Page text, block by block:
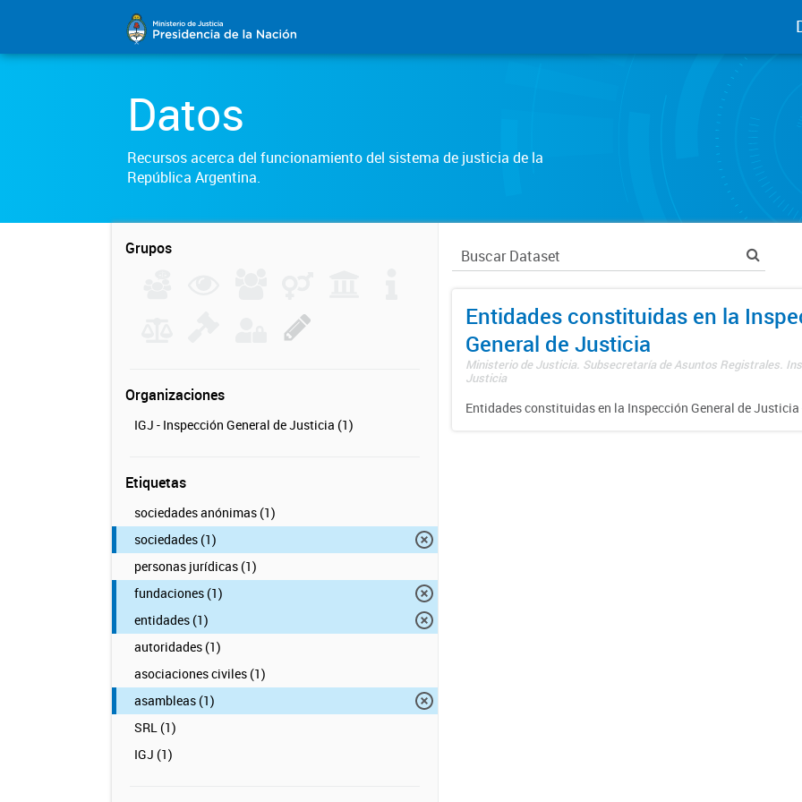
Datos
Recursos acerca del funcionamiento del sistema de justicia de la
República Argentina.
Grupos
Organizaciones
IGJ - Inspección General de Justicia (1)
Etiquetas
sociedades anónimas (1)
sociedades (1)
personas jurídicas (1)
fundaciones (1)
entidades (1)
autoridades (1)
asociaciones civiles (1)
asambleas (1)
SRL (1)
IGJ (1)
Entidades constituidas en la
General de Justicia
Ministerio de Justicia. Subsecretaría de Asuntos Registrales.
Justicia
Entidades constituidas en la Inspección General de Justicia